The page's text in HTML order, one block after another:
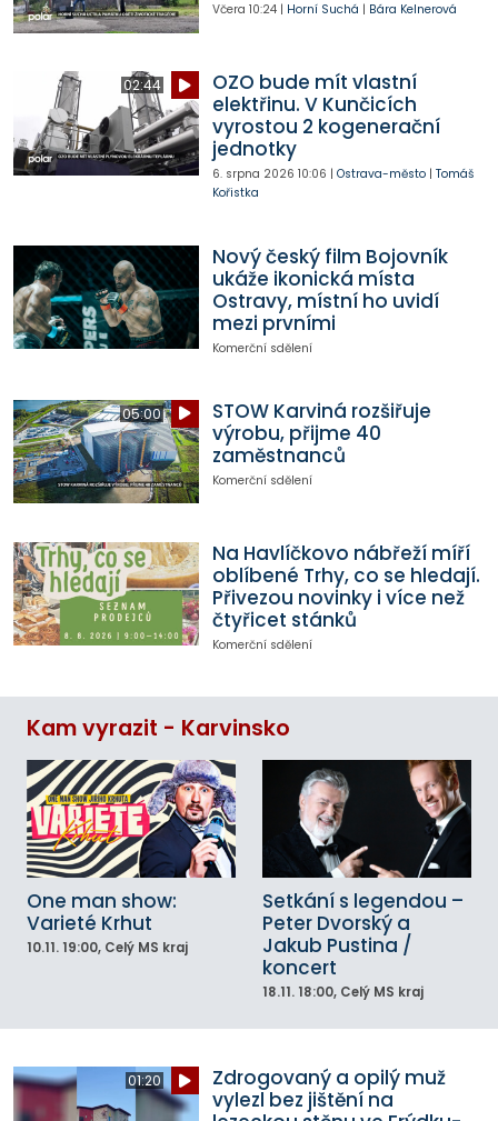
Včera 10:24| Horní Suchá | Bára Kelnerová
02:44
OZO bude mít vlastní
elektřinu. V Kunčicích
vyrostou 2 kogenerační
jednotky
6. srpna 2026 10:06 | Ostrava-město| Tomáš
Kořistka
Nový český film Bojovník
ukáže ikonická místa
Ostravy, místní ho uvidí
mezi prvními
Komerční sdělení
05:00
STOW Karviná rozšiřuje
výrobu, přijme 40
zaměstnanců
Komerční sdělení
Na Havlíčkovo nábřeží míří
oblíbené Trhy, co se hledají.
Přivezou novinky i více než
čtyřicet stánků
Komerční sdělení
Kam vyrazit - Karvinsko
One man show:
Varieté Krhut
10.11. 19:00, Celý MS kraj
Setkání s legendou –
Peter Dvorský a
Jakub Pustina /
koncert
18.11. 18:00, Celý MS kraj
01:20
Zdrogovaný a opilý muž
vylezl bez jištění na